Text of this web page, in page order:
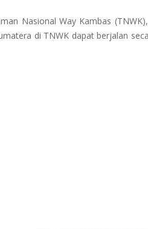
Nasional Way Kambas
di TNWK dapat berjalan